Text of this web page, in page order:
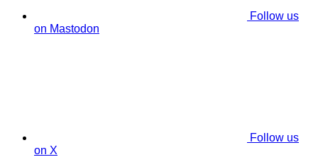
Follow us
on Mastodon
Follow us
on X